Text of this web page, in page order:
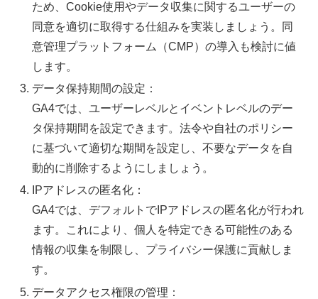
ため、Cookie使用やデータ収集に関するユーザーの
同意を適切に取得する仕組みを実装しましょう。同
意管理プラットフォーム（CMP）の導入も検討に値
します。
データ保持期間の設定：
GA4では、ユーザーレベルとイベントレベルのデー
タ保持期間を設定できます。法令や自社のポリシー
に基づいて適切な期間を設定し、不要なデータを自
動的に削除するようにしましょう。
IPアドレスの匿名化：
GA4では、デフォルトでIPアドレスの匿名化が行われ
ます。これにより、個人を特定できる可能性のある
情報の収集を制限し、プライバシー保護に貢献しま
す。
データアクセス権限の管理：